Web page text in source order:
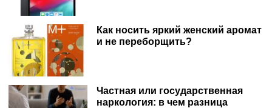
Как носить яркий женский аромат
и не переборщить?
Частная или государственная
наркология: в чем разница